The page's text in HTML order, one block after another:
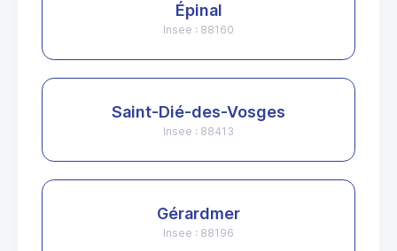
Épinal
Insee : 88160
Saint-Dié-des-Vosges
Insee : 88413
Gérardmer
Insee : 88196